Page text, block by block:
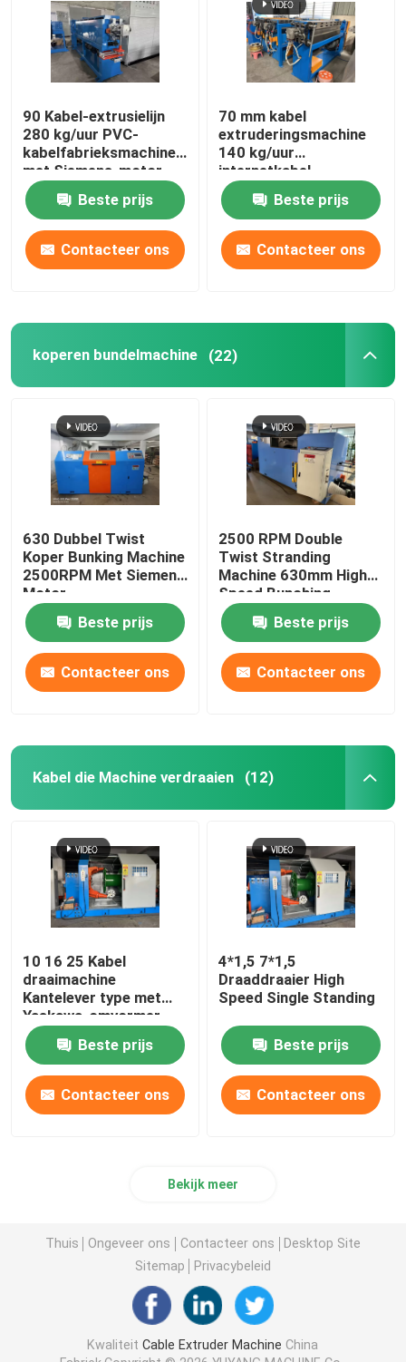
CCV-lijnen
Kabelkop
Koperdraadtekening
90 Kabel-extrusielijn
280 kg/uur PVC-
kabelfabrieksmachine
met Siemens-motor
Beste prijs
Contacteer ons
70 mm kabel
extruderingsmachine
140 kg/uur
internetkabel
productielijn
Beste prijs
Contacteer ons
koperen bundelmachine (22)
630 Dubbel Twist
Koper Bunking Machine
2500RPM Met Siemens
Motor
Beste prijs
Contacteer ons
2500 RPM Double
Twist Stranding
Machine 630mm High
Speed Bunching
Machine
Beste prijs
Contacteer ons
Kabel die Machine verdraaien (12)
10 16 25 Kabel
draaimachine
Kantelever type met
Yaskawa-omvormer
Beste prijs
Contacteer ons
4*1,5 7*1,5
Draaddraaier High
Speed Single Standing
Beste prijs
Contacteer ons
Bekijk meer
Thuis Ongeveer ons Contacteer ons
Desktop Site
Sitemap
Privacybeleid
KwaliteitCable Extruder Machine China